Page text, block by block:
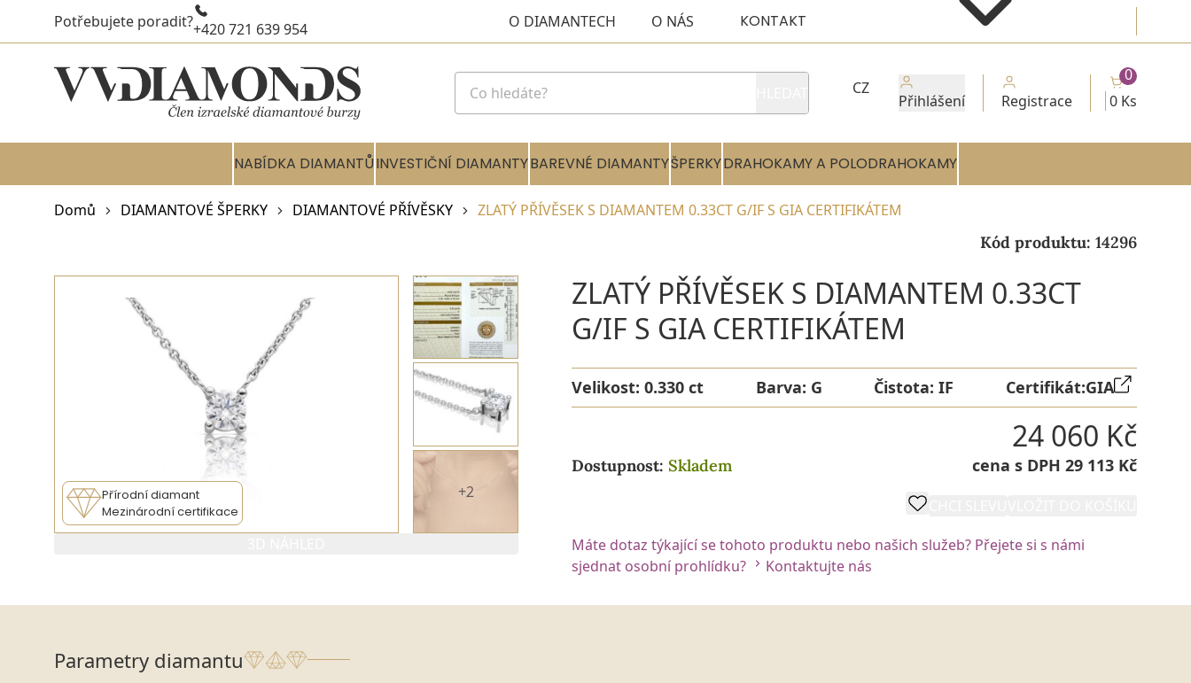
Potřebujete poradit?+420 721 639 954 O DIAMANTECH O NÁS KONTAKT
CZ
Přihlášení Registrace 0 Ks
0
NABÍDKA DIAMANTŮINVESTIČNÍ DIAMANTYBAREVNÉ DIAMANTYŠPERKYDRAHOKAMY A POLODRAHOKAMY
Domů DIAMANTOVÉ ŠPERKY DIAMANTOVÉ PŘÍVĚSKY ZLATÝ PŘÍVĚSEK S DIAMANTEM 0.33CT G/IF S GIA CERTIFIKÁTEM
Kód produktu: 14296
Přírodní diamant
Mezinárodní certifikace
+2
ZLATÝ PŘÍVĚSEK S DIAMANTEM 0.33CT
G/IF S GIA CERTIFIKÁTEM
Velikost: 0.330 ct Barva: G Čistota:IF Certifikát:GIA
Dostupnost: Skladem
24 060 Kč
cena s DPH 29 113 Kč
Máte dotaz týkající se tohoto produktu nebo našich služeb? Přejete si s námi
sjednat osobní prohlídku?
Kontaktujte nás
Parametry diamantu